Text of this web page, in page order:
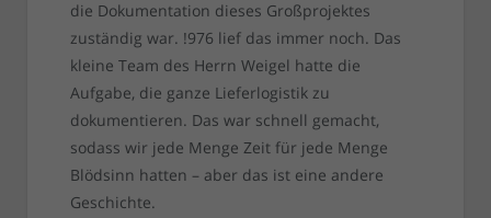
die Dokumentation dieses Großprojektes
zuständig war. !976 lief das immer noch. Das
kleine Team des Herrn Weigel hatte die
Aufgabe, die ganze Lieferlogistik zu
dokumentieren. Das war schnell gemacht,
sodass wir jede Menge Zeit für jede Menge
Blödsinn hatten – aber das ist eine andere
Geschichte.